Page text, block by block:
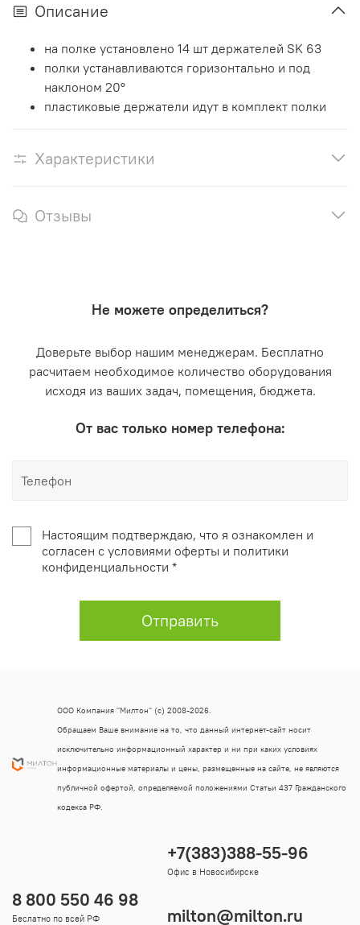
Описание
на полке установлено 14 шт держателей SK 63
полки устанавливаются горизонтально и под
наклоном 20°
пластиковые держатели идут в комплект полки
Характеристики
Отзывы
Не можете определиться?
Доверьте выбор нашим менеджерам. Бесплатно
расчитаем необходимое количество оборудования
исходя из ваших задач, помещения, бюджета.
От вас только номер телефона:
Настоящим подтверждаю, что я ознакомлен и
согласен с условиями оферты и политики
конфиденциальности *
Отправить
8 800 550 46 98
Беслатно по всей РФ
+7(383)388-55-96
Офис в Новосибирске
milton@milton.ru
ООО Компания "Милтон" (с) 2008-2026.
Обращаем Ваше внимание на то, что данный интернет-сайт носит
исключительно информационный характер и ни при каких условиях
информационные материалы и цены, размещенные на сайте, не являются
публичной офертой, определяемой положениями Статьи 437 Гражданского
кодекса РФ.